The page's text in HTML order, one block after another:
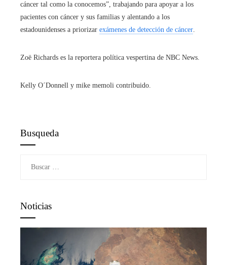
cáncer tal como la conocemos”, trabajando para apoyar a los
pacientes con cáncer y sus familias y alentando a los
estadounidenses a priorizar exámenes de detección de cáncer.
Zoë Richards es la reportera política vespertina de NBC News.
Kelly O´Donnell y mike memoli contribuido.
Busqueda
Noticias